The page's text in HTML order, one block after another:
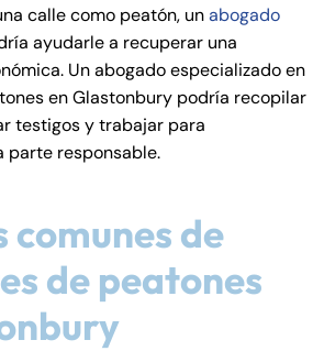
calle como peatón, unabogado
ayudarle a recuperar una
Un abogado especializado en
en Glastonbury podría recopilar
testigos y trabajar para
parte responsable.
comunes de
de peatones